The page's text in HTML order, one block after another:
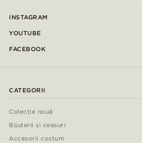
INSTAGRAM
YOUTUBE
FACEBOOK
CATEGORII
Colecție nouă
Bijuterii și ceasuri
Accesorii costum